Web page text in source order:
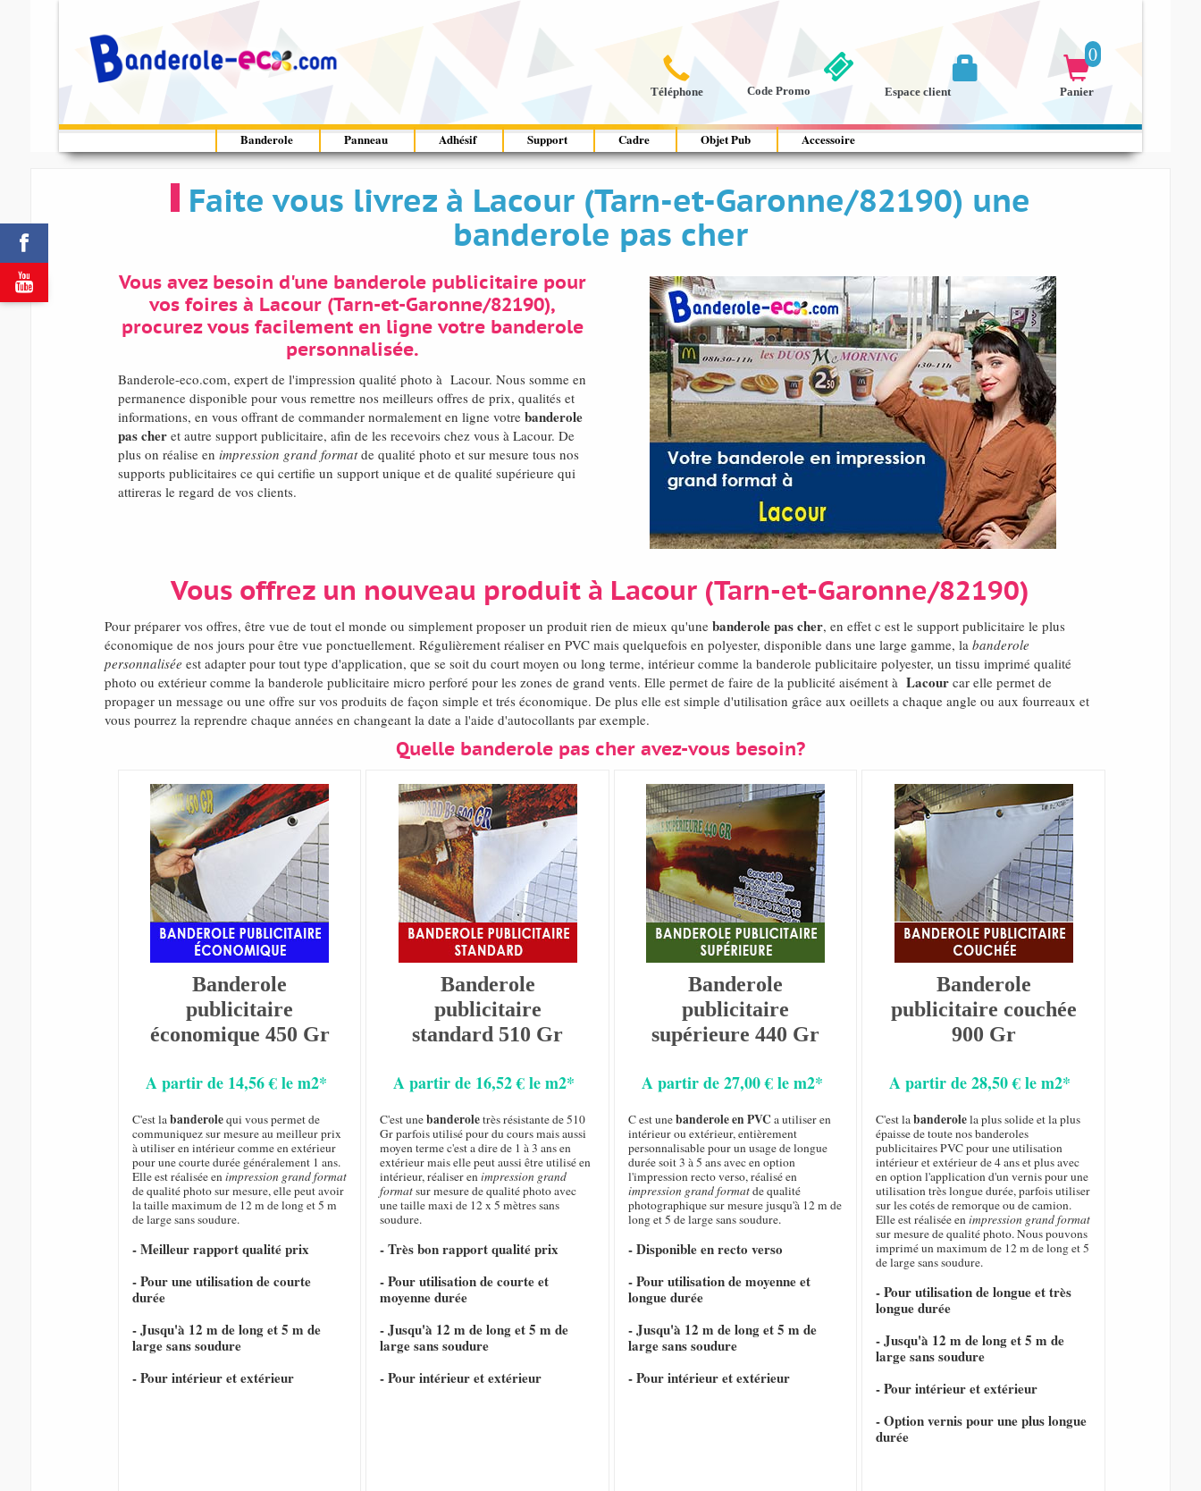



Téléphone
0

Panier

Espace client
Code Promo
Banderole Panneau Adhésif Support Cadre Objet Pub Accessoire
Faite vous livrez à Lacour (Tarn-et-Garonne/82190) une
banderole pas cher
Vous avez besoin d'une banderole publicitaire pour
vos foires à Lacour (Tarn-et-Garonne/82190),
procurez vous facilement en ligne votre banderole
personnalisée.
Banderole-eco.com, expert de l'impression qualité photo à Lacour. Nous somme en
permanence disponible pour vous remettre nos meilleurs offres de prix, qualités et
informations, en vous offrant de commander normalement en ligne votre banderole
pas cheret autre support publicitaire, afin de les recevoirs chez vous à Lacour. De
plus on réalise en impression grand formatde qualité photo et sur mesure tous nos
supports publicitaires ce qui certifie un support unique et de qualité supérieure qui
attireras le regard de vos clients.
Vous offrez un nouveau produit à Lacour (Tarn-et-Garonne/82190)
Pour préparer vos offres, être vue de tout el monde ou simplement proposer un produit rien de mieux qu'une banderole pas cher, en effet c est le support publicitaire le plus
économique de nos jours pour être vue ponctuellement. Régulièrement réaliser en PVC mais quelquefois en polyester, disponible dans une large gamme, la banderole
personnalisée est adapter pour tout type d'application, que se soit du court moyen ou long terme, intérieur comme la banderole publicitaire polyester, un tissu imprimé qualité
photo ou extérieur comme la banderole publicitaire micro perforé pour les zones de grand vents. Elle permet de faire de la publicité aisément à Lacourcar elle permet de
propager un message ou une offre sur vos produits de façon simple et trés économique. De plus elle est simple d'utilisation grâce aux oeillets a chaque angle ou aux fourreaux et
vous pourrez la reprendre chaque années en changeant la date a l'aide d'autocollants par exemple.
Quelle banderole pas cher avez-vous besoin?
Banderole
publicitaire
économique 450 Gr
A partir de 14,56 € le m2*
C'est labanderolequi vous permet de
communiquez sur mesure au meilleur prix
à utiliser en intérieur comme en extérieur
pour une courte durée généralement 1 ans.
Elle est réalisée enimpression grand format
de qualité photo sur mesure, elle peut avoir
la taille maximum de 12 m de long et 5 m
de large sans soudure.
- Meilleur rapport qualité prix
- Pour une utilisation de courte
durée
- Jusqu'à 12 m de long et 5 m de
large sans soudure
- Pour intérieur et extérieur
Banderole
publicitaire
standard 510 Gr
A partir de 16,52 € le m2*
C'est unebanderoletrès résistante de 510
Gr parfois utilisé pour du cours mais aussi
moyen terme c'est a dire de 1 à 3 ans en
extérieur mais elle peut aussi être utilisé en
intérieur, réaliser enimpression grand
formatsur mesure de qualité photo avec
une taille maxi de 12 x 5 mètres sans
soudure.
- Très bon rapport qualité prix
- Pour utilisation de courte et
moyenne durée
- Jusqu'à 12 m de long et 5 m de
large sans soudure
- Pour intérieur et extérieur
Banderole
publicitaire
supérieure 440 Gr
A partir de 27,00 € le m2*
C est unebanderole en PVC a utiliser en
intérieur ou extérieur, entièrement
personnalisable pour un usage de longue
durée soit 3 à 5 ans avec en option
l'impression recto verso, réalisé en
impression grand formatde qualité
photographique sur mesure jusqu'à 12 m de
long et 5 de large sans soudure.
- Disponible en recto verso
- Pour utilisation de moyenne et
longue durée
- Jusqu'à 12 m de long et 5 m de
large sans soudure
- Pour intérieur et extérieur
Banderole
publicitaire couchée
900 Gr
A partir de 28,50 € le m2*
C'est labanderolela plus solide et la plus
épaisse de toute nos banderoles
publicitaires PVC pour une utilisation
intérieur et extérieur de 4 ans et plus avec
en option l'application d'un vernis pour une
utilisation très longue durée, parfois utiliser
sur les cotés de remorque ou de camion.
Elle est réalisée enimpression grand format
sur mesure de qualité photo. Nous pouvons
imprimé un maximum de 12 m de long et 5
de large sans soudure.
- Pour utilisation de longue et très
longue durée
- Jusqu'à 12 m de long et 5 m de
large sans soudure
- Pour intérieur et extérieur
- Option vernis pour une plus longue
durée